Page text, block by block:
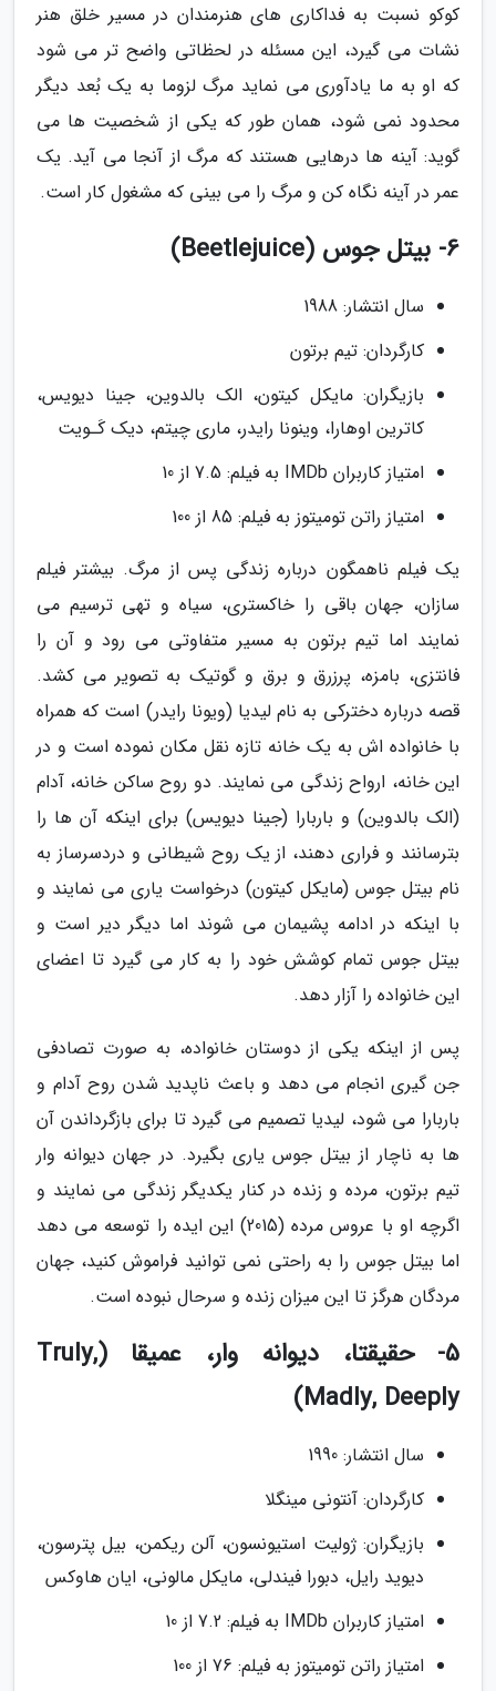
کوکو نسبت به فداکاری های هنرمندان در مسیر خلق هنر
نشات می گیرد، این مسئله در لحظاتی واضح تر می شود
که او به ما یادآوری می نماید مرگ لزوما به یک بُعد دیگر
محدود نمی شود، همان طور که یکی از شخصیت ها می
گوید: آینه ها درهایی هستند که مرگ از آنجا می آید. یک
عمر در آینه نگاه کن و مرگ را می بینی که مشغول کار است.
6- بیتل جوس (Beetlejuice)
سال انتشار: 1988
کارگردان: تیم برتون
بازیگران: مایکل کیتون، الک بالدوین، جینا دیویس،
کاترین اوهارا، وینونا رایدر، ماری چیتم، دیک کَـویت
امتیاز کاربران IMDb به فیلم: 7.5 از 10
امتیاز راتن تومیتوز به فیلم: 85 از 100
یک فیلم ناهمگون درباره زندگی پس از مرگ. بیشتر فیلم
سازان، جهان باقی را خاکستری، سیاه و تهی ترسیم می
نمایند اما تیم برتون به مسیر متفاوتی می رود و آن را
فانتزی، بامزه، پرزرق و برق و گوتیک به تصویر می کشد.
قصه درباره دخترکی به نام لیدیا (ویونا رایدر) است که همراه
با خانواده اش به یک خانه تازه نقل مکان نموده است و در
این خانه، ارواح زندگی می نمایند. دو روح ساکن خانه، آدام
(الک بالدوین) و باربارا (جینا دیویس) برای اینکه آن ها را
بترسانند و فراری دهند، از یک روح شیطانی و دردسرساز به
نام بیتل جوس (مایکل کیتون) درخواست یاری می نمایند و
با اینکه در ادامه پشیمان می شوند اما دیگر دیر است و
بیتل جوس تمام کوشش خود را به کار می گیرد تا اعضای
این خانواده را آزار دهد.
پس از اینکه یکی از دوستان خانواده، به صورت تصادفی
جن گیری انجام می دهد و باعث ناپدید شدن روح آدام و
باربارا می شود، لیدیا تصمیم می گیرد تا برای بازگرداندن آن
ها به ناچار از بیتل جوس یاری بگیرد. در جهان دیوانه وار
تیم برتون، مرده و زنده در کنار یکدیگر زندگی می نمایند و
اگرچه او با عروس مرده (2015) این ایده را توسعه می دهد
اما بیتل جوس را به راحتی نمی توانید فراموش کنید، جهان
مردگان هرگز تا این میزان زنده و سرحال نبوده است.
5- حقیقتا، دیوانه وار، عمیقا (Truly,
Madly, Deeply)
سال انتشار: 1990
کارگردان: آنتونی مینگلا
بازیگران: ژولیت استیونسون، آلن ریکمن، بیل پترسون،
دیوید رایل، دبورا فیندلی، مایکل مالونی، ایان هاوکس
امتیاز کاربران IMDb به فیلم: 7.2 از 10
امتیاز راتن تومیتوز به فیلم: 76 از 100